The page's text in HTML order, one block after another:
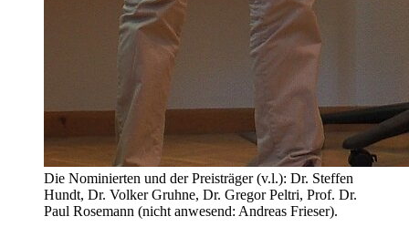
Die Nominierten und der Preisträger (v.l.): Dr. Steffen
Hundt, Dr. Volker Gruhne, Dr. Gregor Peltri, Prof. Dr.
Paul Rosemann (nicht anwesend: Andreas Frieser).